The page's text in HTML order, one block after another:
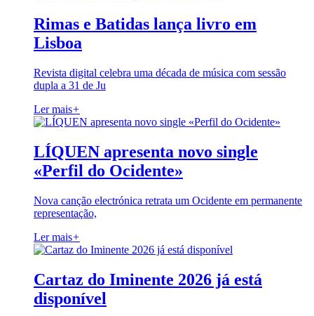
Rimas e Batidas lança livro em
Lisboa
Revista digital celebra uma década de música com sessão
dupla a 31 de Ju
Ler mais+
LÍQUEN apresenta novo single
«Perfil do Ocidente»
Nova canção electrónica retrata um Ocidente em permanente
representação,
Ler mais+
Cartaz do Iminente 2026 já está
disponível